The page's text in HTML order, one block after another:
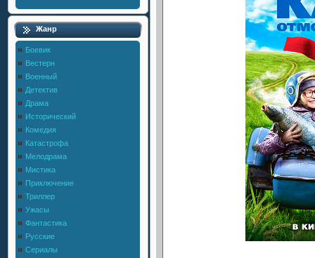
Жанр
Боевик
Вестерн
Военный
Детектив
Драма
Исторический
Комедия
Катастрофа
Мелодрама
Мистика
Приключение
Триллер
Ужасы
Фантастика
Русские
Сериалы